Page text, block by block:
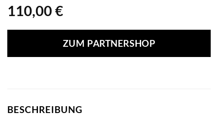
110,00 €
ZUM PARTNERSHOP
BESCHREIBUNG